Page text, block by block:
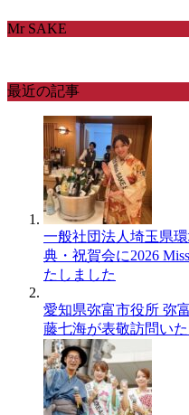
Mr SAKE
最近の記事
一般社団法人埼玉県
典・祝賀会に2026
たしました
愛知県弥富市役所 弥
藤七海が表敬訪問い